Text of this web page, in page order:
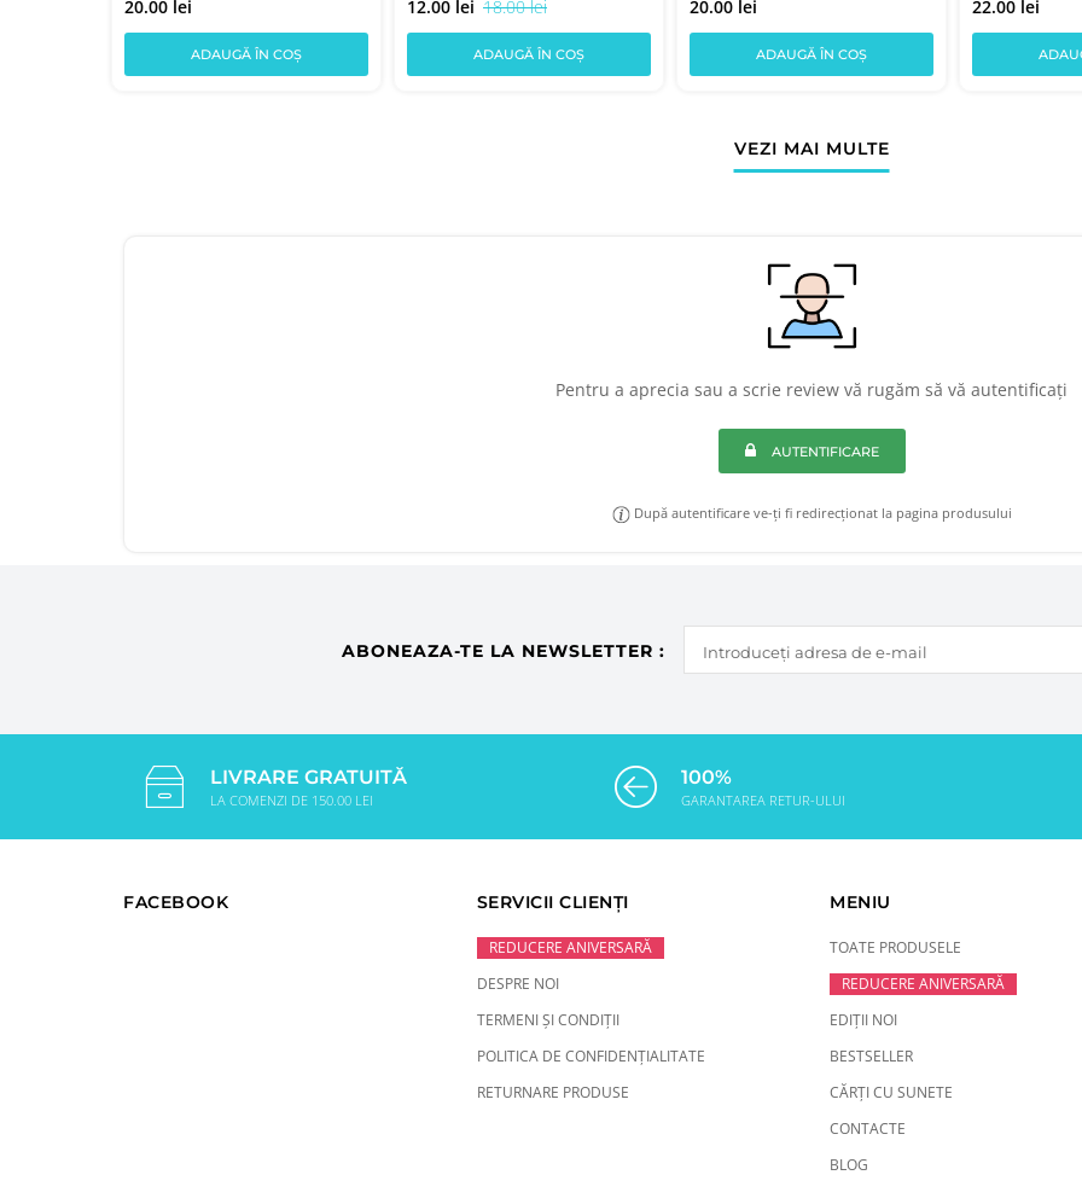
20.00 lei
ADAUGĂ ÎN COȘ
12.00 lei 18.00 lei
ADAUGĂ ÎN COȘ
20.00 lei
ADAUGĂ ÎN COȘ
22.00 lei
VEZI MAI MULTE
Pentru a aprecia sau a scrie review vă rugăm să vă autentificați
AUTENTIFICARE
După autentificare ve-ți fi redirecționat la pagina produsului
ABONEAZA-TE LA NEWSLETTER :
LIVRARE GRATUITĂ
LA COMENZI DE 150.00 LEI
100%
GARANTAREA RETUR-ULUI
FACEBOOK SERVICII CLIENȚI
REDUCERE ANIVERSARĂ
DESPRE NOI
TERMENI ȘI CONDIȚII
POLITICA DE CONFIDENȚIALITATE
RETURNARE PRODUSE
MENIU
TOATE PRODUSELE
REDUCERE ANIVERSARĂ
EDIȚII NOI
BESTSELLER
CĂRȚI CU SUNETE
CONTACTE
BLOG